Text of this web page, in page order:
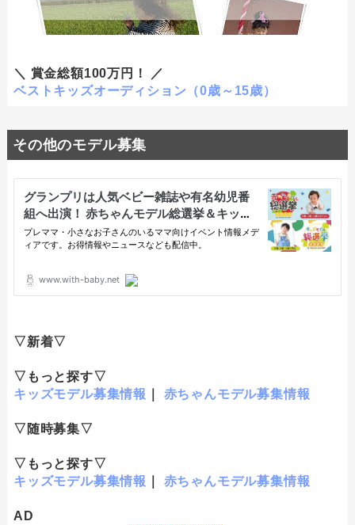
＼ 賞金総額100万円！ ／
ベストキッズオーディション（0歳～15歳）
その他のモデル募集
▽新着▽
▽もっと探す▽
キッズモデル募集情報
赤ちゃんモデル募集情報
▽随時募集▽
▽もっと探す▽
キッズモデル募集情報
赤ちゃんモデル募集情報
AD